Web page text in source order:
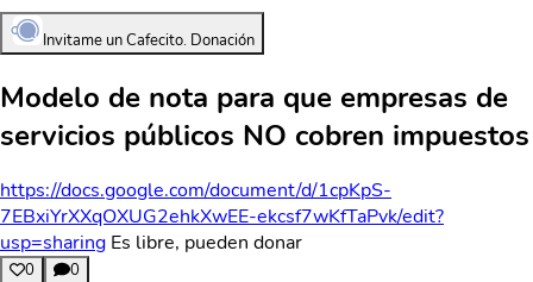
Invitame un Cafecito. Donación
Modelo de nota para que empresas de
servicios públicos NO cobren impuestos
https://docs.google.com/document/d/1cpKpS-
7EBxiYrXXqOXUG2ehkXwEE-ekcsf7wKfTaPvk/edit?
usp=sharing Es libre, pueden donar
0 0